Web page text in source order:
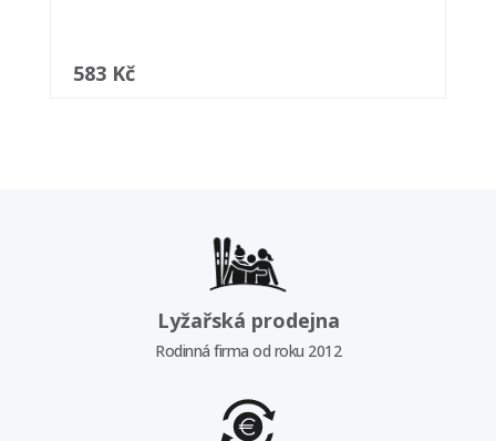
583 Kč
Lyžařská prodejna
Rodinná firma od roku 2012